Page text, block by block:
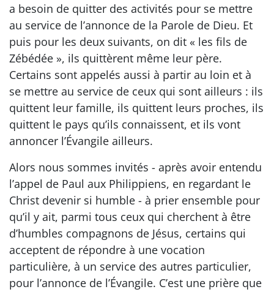
a besoin de quitter des activités pour se mettre
au service de l’annonce de la Parole de Dieu. Et
puis pour les deux suivants, on dit « les fils de
Zébédée », ils quittèrent même leur père.
Certains sont appelés aussi à partir au loin et à
se mettre au service de ceux qui sont ailleurs : ils
quittent leur famille, ils quittent leurs proches, ils
quittent le pays qu’ils connaissent, et ils vont
annoncer l’Évangile ailleurs.
Alors nous sommes invités - après avoir entendu
l’appel de Paul aux Philippiens, en regardant le
Christ devenir si humble - à prier ensemble pour
qu’il y ait, parmi tous ceux qui cherchent à être
d’humbles compagnons de Jésus, certains qui
acceptent de répondre à une vocation
particulière, à un service des autres particulier,
pour l’annonce de l’Évangile. C’est une prière que